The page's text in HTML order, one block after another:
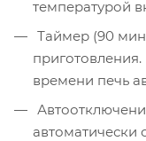
температурой
Таймер (90
времени печь
автоматически